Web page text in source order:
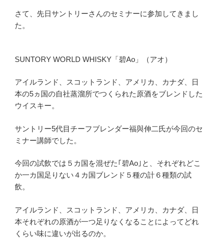
さて、先日サントリーさんのセミナーに参加してきまし
た。
SUNTORY WORLD WHISKY「碧Ao」（アオ）
アイルランド、スコットランド、アメリカ、カナダ、日
本の5ヵ国の自社蒸溜所でつくられた原酒をブレンドした
ウイスキー。
サントリー5代目チーフブレンダー福與伸二氏が今回のセ
ミナー講師でした。
今回の試飲では５カ国を混ぜた｢碧Ao｣と、それぞれどこ
か一カ国足りない４カ国ブレンド５種の計６種類の試
飲。
アイルランド、スコットランド、アメリカ、カナダ、日
本それぞれの原酒が一つ足りなくなることによってどれ
くらい味に違いが出るのか。